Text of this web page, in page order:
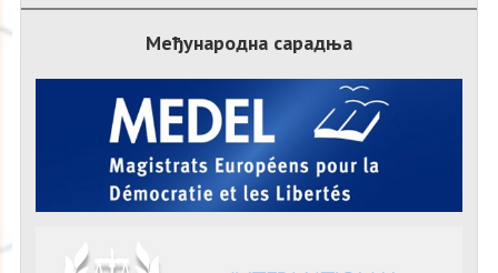
Међународна сарадња